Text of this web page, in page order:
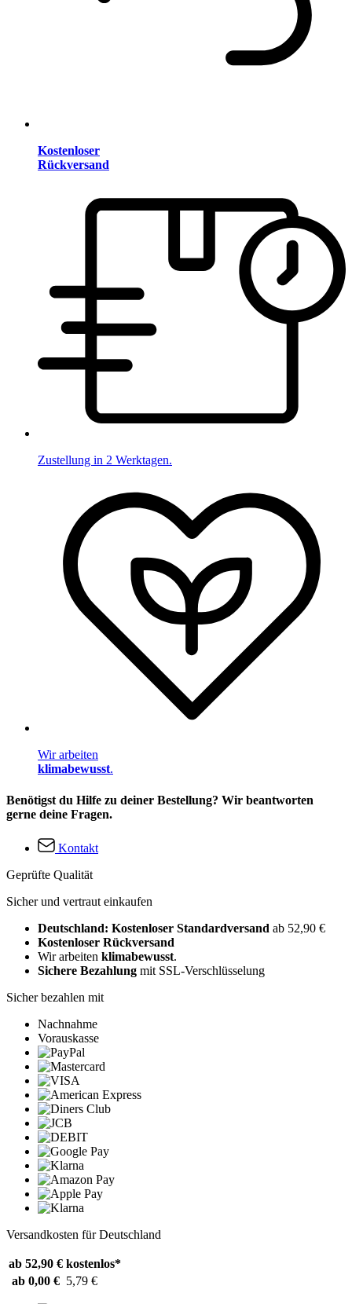
Kostenloser
Rückversand
Zustellung in 2 Werktagen.
Wir arbeiten
klimabewusst.
Benötigst du Hilfe zu deiner Bestellung? Wir beantworten
gerne deine Fragen.
Kontakt
Geprüfte Qualität
Sicher und vertraut einkaufen
Deutschland: Kostenloser Standardversand ab 52,90 €
Kostenloser Rückversand
Wir arbeiten klimabewusst.
Sichere Bezahlung mit SSL-Verschlüsselung
Sicher bezahlen mit
Nachnahme
Vorauskasse
Versandkosten für Deutschland
ab 52,90 € kostenlos*
ab 0,00 € 5,79 €